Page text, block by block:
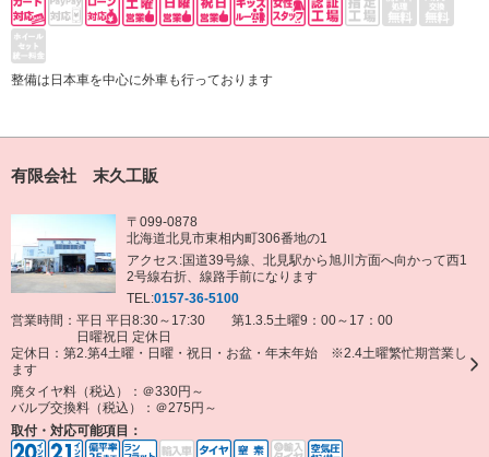
整備は日本車を中心に外車も行っております
有限会社 末久工販
〒099-0878
北海道北見市東相内町306番地の1
アクセス:国道39号線、北見駅から旭川方面へ向かって西1
2号線右折、線路手前になります
TEL:0157-36-5100
営業時間：平日 平日8:30～17:30 第1.3.5土曜9：00～17：00
日曜祝日 定休日
定休日： 第2.第4土曜・日曜・祝日・お盆・年末年始 ※2.4土曜繁忙期営業し
ます
廃タイヤ料（税込）： ＠330円～
バルブ交換料（税込）： ＠275円～
取付・対応可能項目：